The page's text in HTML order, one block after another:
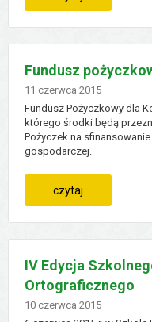
ruchu
roboty
-
utrudnienia
w
Fundusz
Dodano
11 czerwca 2015
Fundusz Pożyczkowy dla
którego środki będą
Pożyczek na
gospodarczej.
czytaj
fundusz
dla
IV Edycja
Ortograficznego
Dodano
10 czerwca 2015